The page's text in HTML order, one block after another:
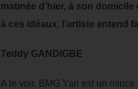
matinée d’hier, à son
à ces idéaux, l’artiste entend
Teddy GANDIGBE
A le voir, BMG Yari est un